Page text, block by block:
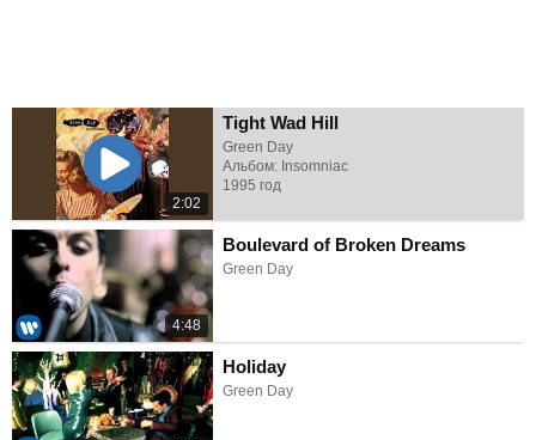
2:02
Tight Wad Hill
Green Day
Альбом: Insomniac
1995 год
4:48
Boulevard of Broken Dreams
Green Day
Holiday
Green Day